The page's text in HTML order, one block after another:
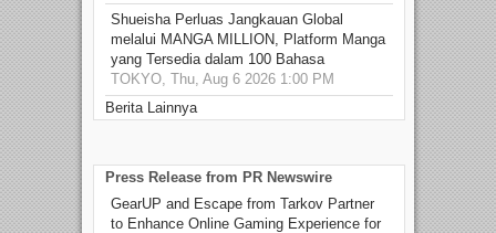
Shueisha Perluas Jangkauan Global
melalui MANGA MILLION, Platform Manga
yang Tersedia dalam 100 Bahasa
TOKYO, Thu, Aug 6 2026 1:00 PM
Berita Lainnya
Press Release from PR Newswire
GearUP and Escape from Tarkov Partner
to Enhance Online Gaming Experience for